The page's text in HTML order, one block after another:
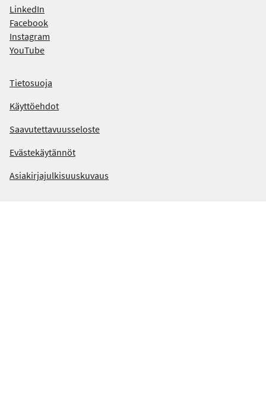
L
ö
y
d
m
e
i
d
LinkedIn
Facebook
Instagram
YouTube
Tietosuoja
Käyttöehdot
Saavutettavuusseloste
Evästekäytännöt
Asiakirjajulkisuuskuvaus